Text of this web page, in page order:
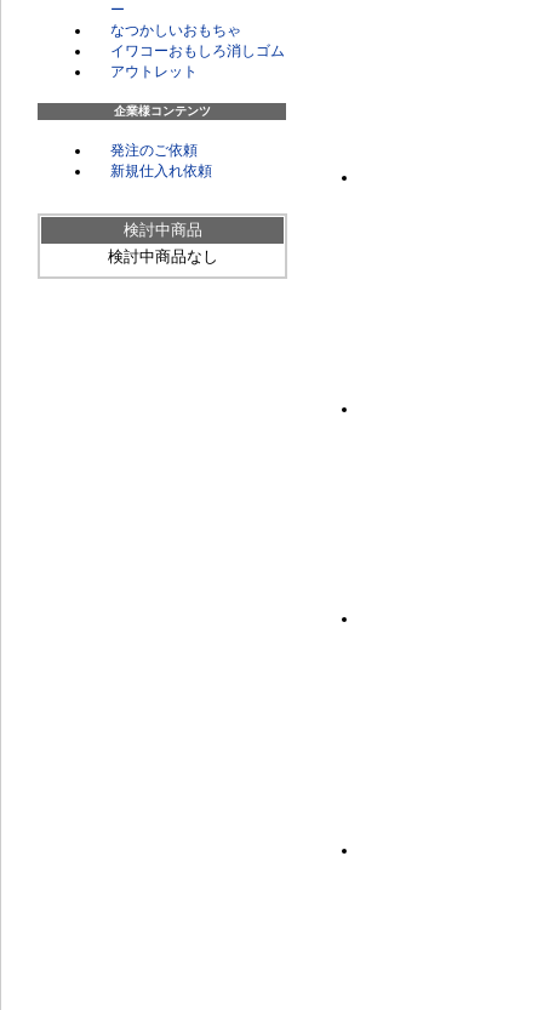
ー
なつかしいおもちゃ
イワコーおもしろ消しゴム
アウトレット
企業様コンテンツ
発注のご依頼
新規仕入れ依頼
検討中商品
検討中商品なし